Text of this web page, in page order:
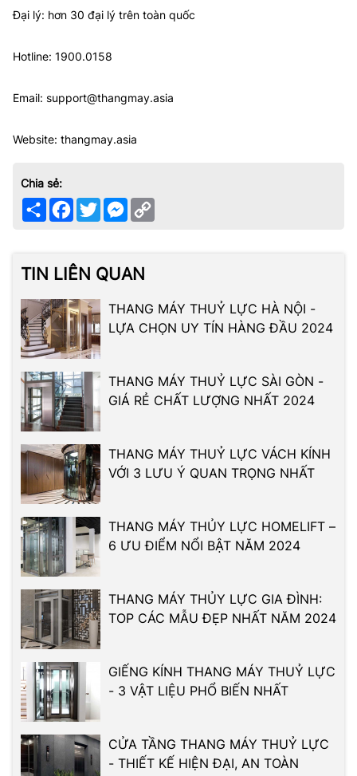
Đại lý: hơn 30 đại lý trên toàn quốc
Hotline: 1900.0158
Email: support@thangmay.asia
Website: thangmay.asia
Chia sẻ:
Share Facebook
TwitterMessenger
TIN LIÊN QUAN
THANG MÁY THUỶ LỰC HÀ NỘI -
LỰA CHỌN UY TÍN HÀNG ĐẦU 2024
THANG MÁY THUỶ LỰC SÀI GÒN -
GIÁ RẺ CHẤT LƯỢNG NHẤT 2024
THANG MÁY THUỶ LỰC VÁCH KÍNH
VỚI 3 LƯU Ý QUAN TRỌNG NHẤT
THANG MÁY THỦY LỰC HOMELIFT –
6 ƯU ĐIỂM NỔI BẬT NĂM 2024
THANG MÁY THỦY LỰC GIA ĐÌNH:
TOP CÁC MẪU ĐẸP NHẤT NĂM 2024
GIẾNG KÍNH THANG MÁY THUỶ LỰC
- 3 VẬT LIỆU PHỔ BIẾN NHẤT
CỬA TẦNG THANG MÁY THUỶ LỰC
- THIẾT KẾ HIỆN ĐẠI, AN TOÀN